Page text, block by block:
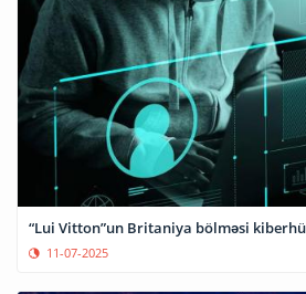
“Lui Vitton”un Britaniya bölməsi
11-07-2025